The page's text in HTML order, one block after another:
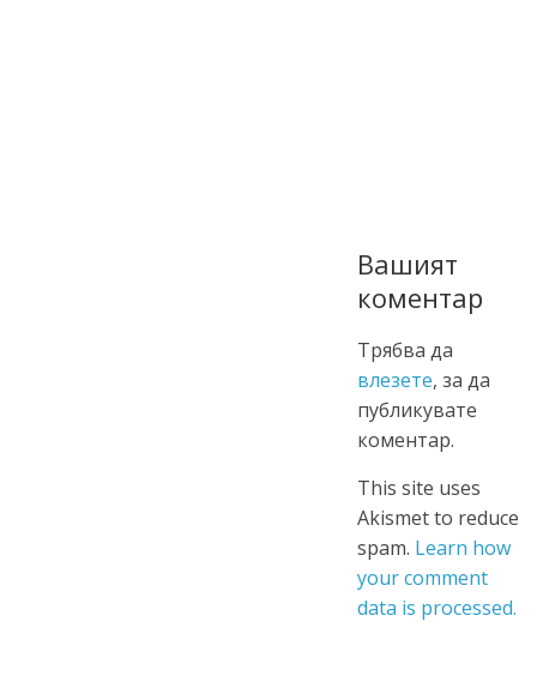
Вашият
коментар
Трябва да
влезете, за да
публикувате
коментар.
This site uses
Akismet to reduce
spam. Learn how
your comment
data is processed.